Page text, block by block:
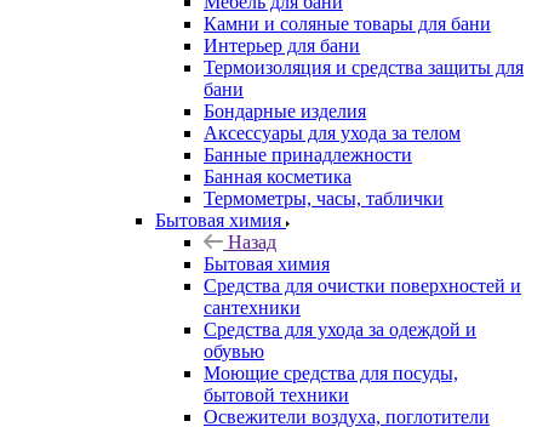
Камни и соляные товары для бани
Интерьер для бани
Термоизоляция и средства защиты для
бани
Бондарные изделия
Аксеcсуары для ухода за телом
Банные принадлежности
Банная косметика
Термометры, часы, таблички
Бытовая химия
Назад
Бытовая химия
Средства для очистки поверхностей и
сантехники
Средства для ухода за одеждой и
обувью
Моющие средства для посуды,
бытовой техники
Освежители воздуха, поглотители